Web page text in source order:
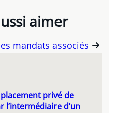
aimer
mandats associés
privé de
l’intermédiaire d’un